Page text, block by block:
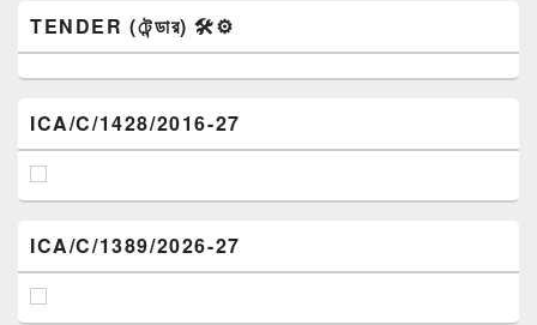
TENDER (টেন্ডার) 🛠️⚙️
ICA/C/1428/2016-27
ICA/C/1389/2026-27